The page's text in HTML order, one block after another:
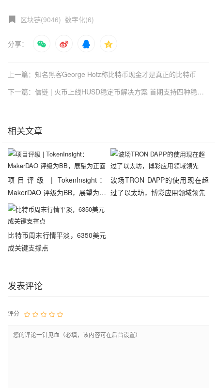
区块链(9046) 数字化(6)
分享：
上一篇：知名黑客George Hotz称比特币现金才是真正的比特币
下一篇：信链 | 火币上线HUSD稳定币解决方案 首期支持四种稳定币
相关文章
项目评级 | TokenInsight：
MakerDAO 评级为BB，展望为正
面
波场TRON DAPP的使用现在超
过了以太坊，博彩应用领域领先
比特币周末行情平淡，6350美元
成关键支撑点
发表评论
评分